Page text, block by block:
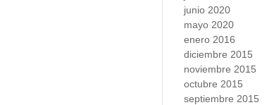
junio 2020
mayo 2020
enero 2016
diciembre 2015
noviembre 2015
octubre 2015
septiembre 2015